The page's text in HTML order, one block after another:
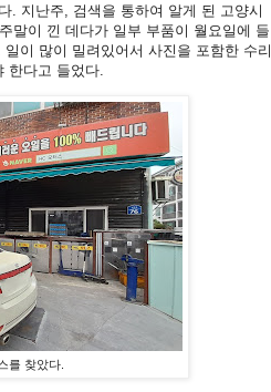
. 지난주, 검색을 통하여 알게 된 고양시
말이 낀 데다가 일부 부품이 월요일에 들
이 많이 밀려있어서 사진을 포함한 수리
한다고 들었다.
를 찾았다.